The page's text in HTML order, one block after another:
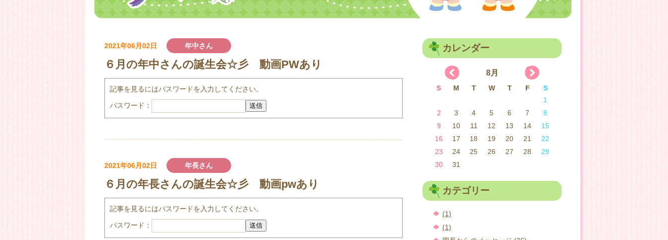
2021年06月02日 年中さん
６月の年中さんの誕生会☆彡 動画PWあり
記事を見るにはパスワードを入力してください。
パスワード： 送信
2021年06月02日 年長さん
６月の年長さんの誕生会☆彡 動画pwあり
記事を見るにはパスワードを入力してください。
パスワード： 送信
カレンダー
8月
S M T W T F
S
1
2
3 4 5 6 7
8
9
10 11 12 13 14
15
16
17 18 19 20 21
22
23
24 25 26 27 28
29
30
31
カテゴリー
(1)
(1)